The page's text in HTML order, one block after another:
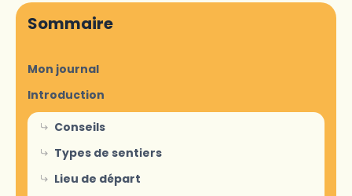
Sommaire
Mon journal
Introduction
Conseils
Types de sentiers
Lieu de départ